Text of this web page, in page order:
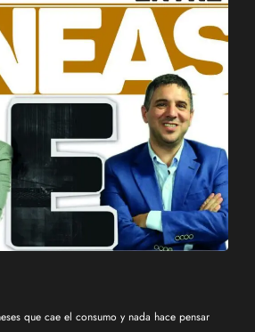
que cae el consumo y nada hace pensar